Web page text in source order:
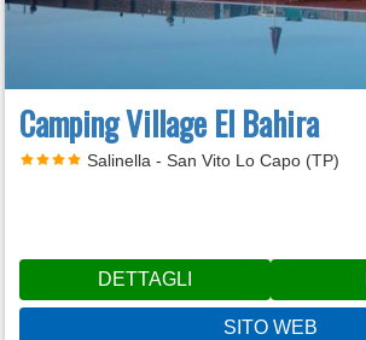
Camping Village El Bahira
Salinella - San Vito Lo Capo (TP)
DETTAGLI
SITO WEB